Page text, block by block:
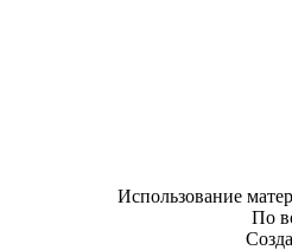
Использование
По